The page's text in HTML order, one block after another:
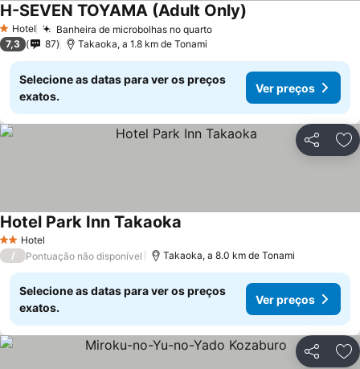
1 Estrelas
Hotel Banheira de microbolhas no quartoVer preços
H-SEVEN TOYAMA (Adult Only)
7,3 87 Takaoka, a 1.8 km de Tonami
Selecione as datas para ver os preços
exatos.
Ver preços
Partilhar
2 Estrelas
Hotel
Hotel Park Inn Takaoka
/ Pontuação não disponível Takaoka, a 8.0 km de Tonami
Selecione as datas para ver os preços
exatos.
Ver preços
Partilhar